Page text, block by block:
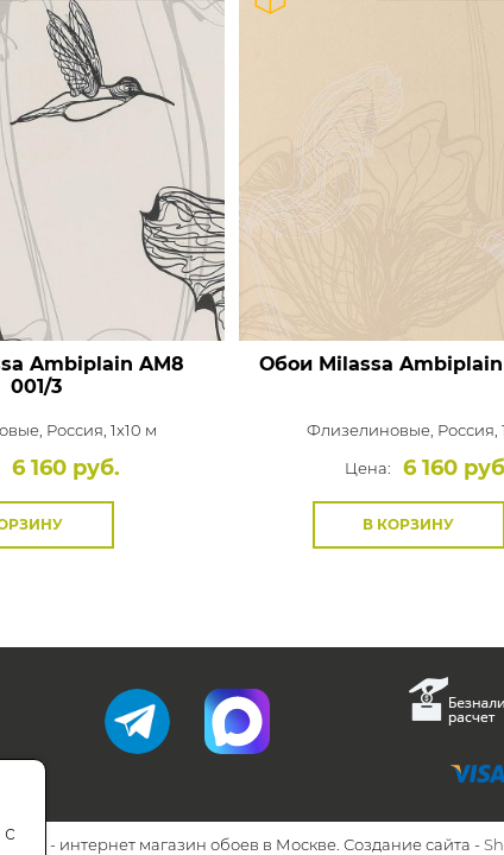
Ambiplain AM8
001/3
Россия, 1x10 м
6 160 руб.
Обои Milassa Ambiplain
Флизелиновые, Россия,
Цена:
6 160
В КОРЗИНУ
- интернет магазин обоев в Москве. Создание сайта -